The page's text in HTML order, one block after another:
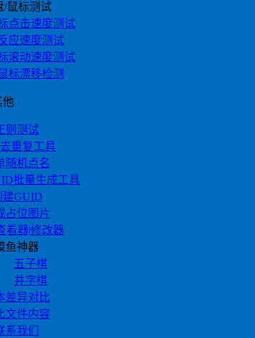
/鼠标测试
点击速度测试
应速度测试
滚动速度测试
标漂移检测
他
则测试
重复工具
随机点名
批量生成工具
建GUID
占位图片
看器|修改器
鱼神器
五子棋
井字棋
差异对比
文件内容
系我们